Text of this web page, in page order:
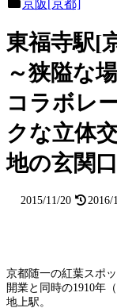
京阪[京都]
東福寺駅[
～狭隘な
コラボレ
クな立体
地の玄関
2015/11/20 2016/
京都随一の紅葉スポ
開業と同時の1910年
地上駅。